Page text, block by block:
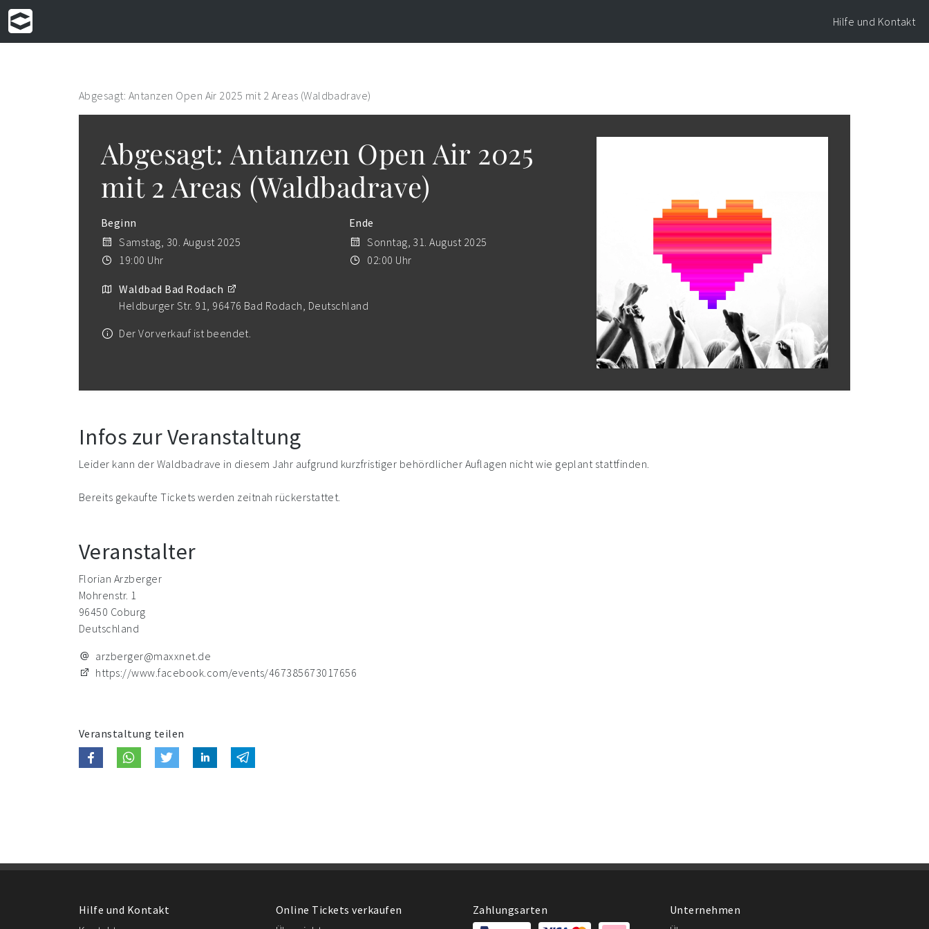
Hilfe und Kontakt
Abgesagt: Antanzen Open Air 2025 mit 2 Areas (Waldbadrave)
Abgesagt: Antanzen Open Air 2025
mit 2 Areas (Waldbadrave)
Beginn
Samstag, 30. August 2025
19:00 Uhr
Ende
Sonntag, 31. August 2025
02:00 Uhr
Waldbad Bad Rodach
Heldburger Str. 91, 96476 Bad Rodach, Deutschland
Der Vorverkauf ist beendet.
Infos zur Veranstaltung
Leider kann der Waldbadrave in diesem Jahr aufgrund kurzfristiger behördlicher Auflagen nicht wie geplant stattfinden.
Bereits gekaufte Tickets werden zeitnah rückerstattet.
Veranstalter
Florian Arzberger
Mohrenstr. 1
96450 Coburg
Deutschland
arzberger@maxxnet.de
https://www.facebook.com/events/467385673017656
Veranstaltung teilen
Hilfe und Kontakt
Online Tickets verkaufen
Zahlungsarten
Unternehmen